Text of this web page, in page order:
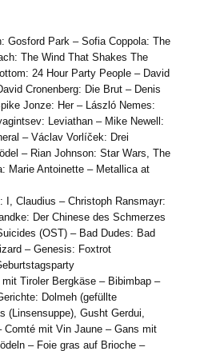
Gosford Park – Sofia Coppola: The
The Wind That Shakes The
24 Hour Party People – David
Cronenberg: Die Brut – Denis
Jonze: Her – László Nemes:
Leviathan – Mike Newell:
– Václav Vorlíček: Drei
– Rian Johnson: Star Wars, The
Marie Antoinette – Metallica at
I, Claudius – Christoph Ransmayr:
Der Chinese des Schmerzes
(OST) – Bad Dudes: Bad
– Genesis: Foxtrot
Tiroler Bergkäse – Bibimbap –
Dolmeh (gefüllte
(Linsensuppe), Gusht Gerdui,
Comté mit Vin Jaune – Gans mit
– Foie gras auf Brioche –